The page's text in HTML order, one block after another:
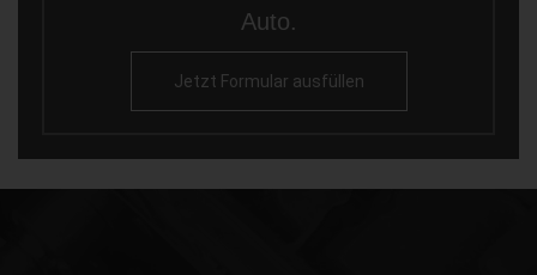
Auto.
Jetzt Formular ausfüllen